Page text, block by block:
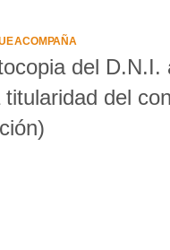
ACOMPAÑA
del
titularidad del